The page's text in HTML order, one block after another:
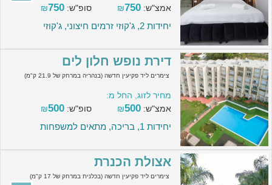
אמצ"ש:
₪750 סופ"ש: ₪750
יחידות 2, ג'קוזי זרמים חיצוני, ג'קוזי
דירת נופש חלון לים
צימרים ליד פקיעין חדשה (בנהריה במרחק של 21.9 ק"מ)
מחיר לזוג, החל מ:
אמצ"ש:
₪500 סופ"ש: ₪500
יחידות 1, בריכה, מתאים למשפחות
אצולת הכנרת
צימרים ליד פקיעין חדשה (בכלנית במרחק של 17 ק"מ)